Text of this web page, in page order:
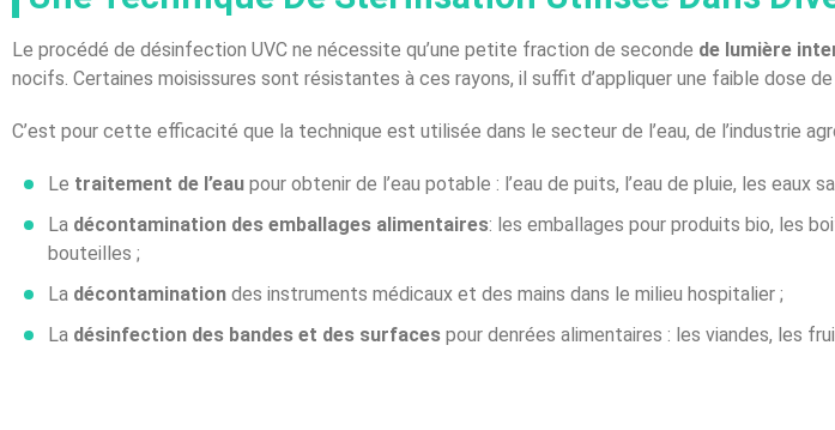
Le procédé de désinfection UVC ne nécessite qu’une petite fraction de seconde de lumière
nocifs. Certaines moisissures sont résistantes à ces rayons, il suffit d’appliquer une faible dose
C’est pour cette efficacité que la technique est utilisée dans le secteur de l’eau, de l’industrie
Le traitement de l’eau pour obtenir de l’eau potable : l’eau de puits, l’eau de pluie, les
La décontamination des emballages alimentaires: les emballages pour produits bio, les
bouteilles ;
La décontamination des instruments médicaux et des mains dans le milieu hospitalier ;
La désinfection des bandes et des surfaces pour denrées alimentaires : les viandes, les